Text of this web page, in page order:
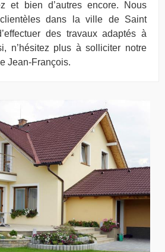
et bien d’autres encore. Nous
dans la ville de Saint
des travaux adaptés à
n’hésitez plus à solliciter notre
Jean-François.